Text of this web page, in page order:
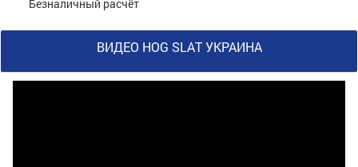
Безналичный расчёт
ВИДЕО HOG SLAT УКРАИНА